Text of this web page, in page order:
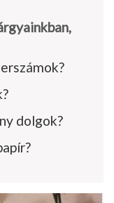
dolgok?